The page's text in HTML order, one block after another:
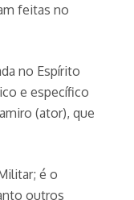
feitas no
no Espírito
e específico
(ator), que
é o
outros